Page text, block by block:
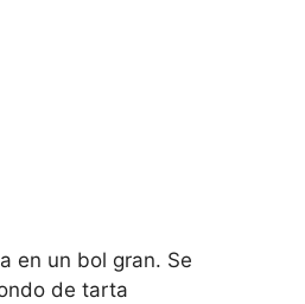
en un bol gran. Se
de tarta